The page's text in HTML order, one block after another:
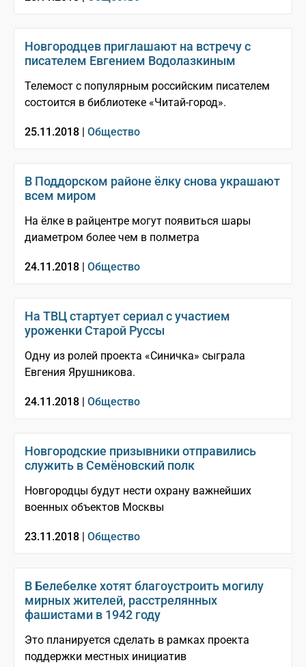
Новгородцев приглашают на встречу с
писателем Евгением Водолазкиным
Телемост с популярным российским писателем
состоится в библиотеке «Читай-город».
25.11.2018 | Общество
В Поддорском районе ёлку снова украшают
всем миром
На ёлке в райцентре могут появиться шары
диаметром более чем в полметра
24.11.2018 | Общество
На ТВЦ стартует сериал с участием
уроженки Старой Руссы
Одну из ролей проекта «Синичка» сыграла
Евгения Ярушникова.
24.11.2018 | Общество
Новгородские призывники отправились
служить в Семёновский полк
Новгородцы будут нести охрану важнейших
военных объектов Москвы
23.11.2018 | Общество
В Белебелке хотят благоустроить могилу
мирных жителей, расстрелянных
фашистами в 1942 году
Это планируется сделать в рамках проекта
поддержки местных инициатив